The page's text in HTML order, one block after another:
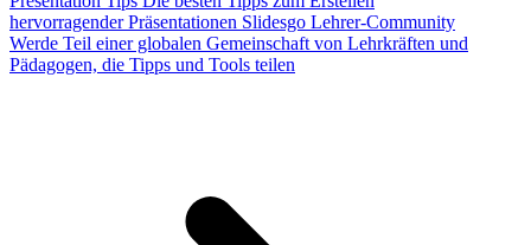
hervorragender Präsentationen Slidesgo Lehrer-Community
Werde Teil einer globalen Gemeinschaft von Lehrkräften und
Pädagogen, die Tipps und Tools teilen